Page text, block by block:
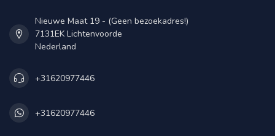
Nieuwe Maat 19 - (Geen bezoekadres!)
7131EK Lichtenvoorde
Nederland
+31620977446
+31620977446